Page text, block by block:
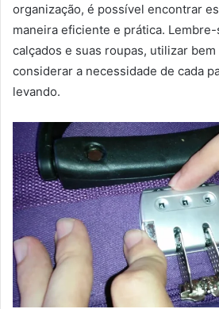
organização, é possível encontrar
maneira eficiente e prática.
calçados e suas roupas, utilizar
considerar a necessidade de cada
levando.